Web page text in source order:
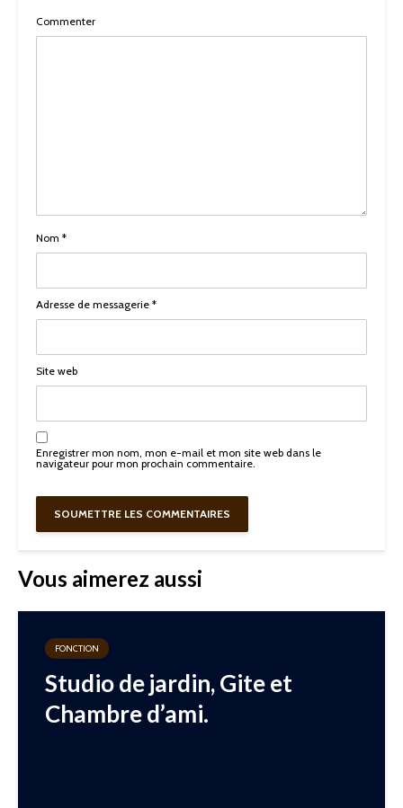
Commenter
Nom *
Adresse de messagerie *
Site web
Enregistrer mon nom, mon e-mail et mon site web dans le
navigateur pour mon prochain commentaire.
Vous aimerez aussi
FONCTION
Studio de jardin, Gite et
Chambre d’ami.